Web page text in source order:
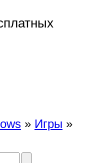
» Игры »